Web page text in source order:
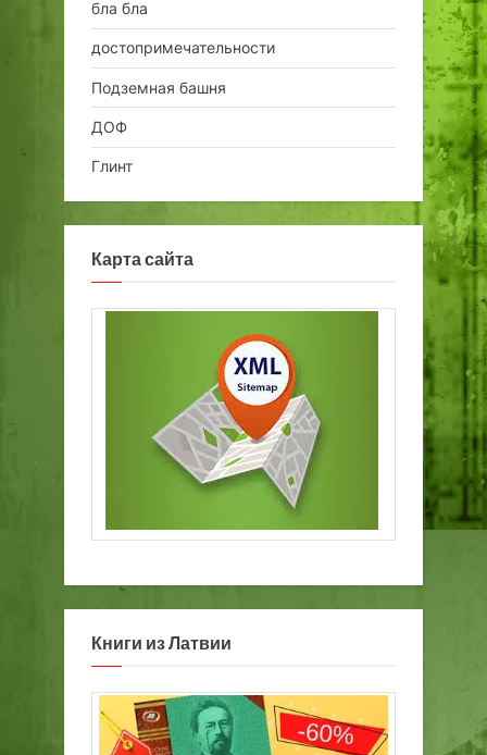
бла бла
достопримечательности
Подземная башня
ДОФ
Глинт
Карта сайта
Книги из Латвии